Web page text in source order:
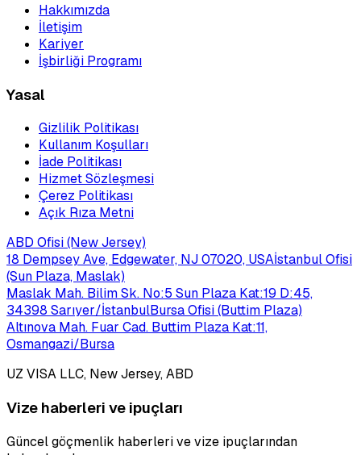
Hakkımızda
İletişim
Kariyer
İşbirliği Programı
Yasal
Gizlilik Politikası
Kullanım Koşulları
İade Politikası
Hizmet Sözleşmesi
Çerez Politikası
Açık Rıza Metni
ABD Ofisi (New Jersey)
18 Dempsey Ave, Edgewater, NJ 07020, USAİstanbul Ofisi
(Sun Plaza, Maslak)
Maslak Mah. Bilim Sk. No:5 Sun Plaza Kat:19 D:45,
34398 Sarıyer/İstanbulBursa Ofisi (Buttim Plaza)
Altınova Mah. Fuar Cad. Buttim Plaza Kat:11,
Osmangazi/Bursa
UZ VISA LLC, New Jersey, ABD
Vize haberleri ve ipuçları
Güncel göçmenlik haberleri ve vize ipuçlarından